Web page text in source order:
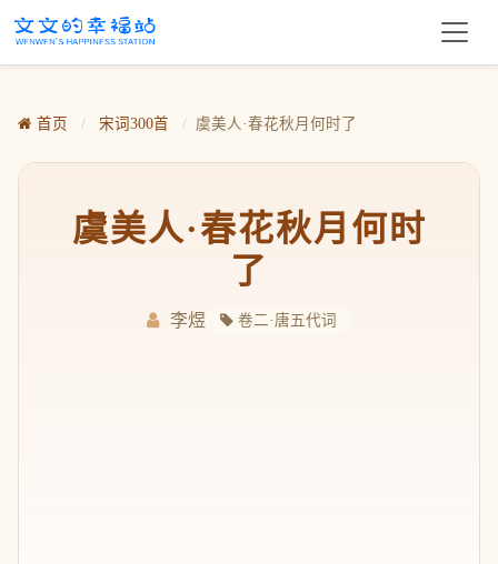
首页 / 宋词300首 / 虞美人·春花秋月何时了
虞美人·春花秋月何时
了
李煜 卷二·唐五代词